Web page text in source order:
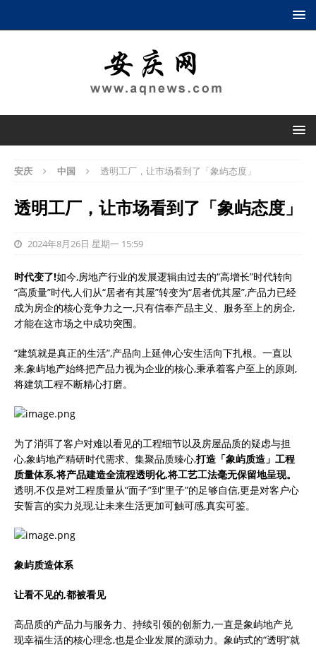
安庆 中国 透明工厂，让市场看到了「象屿态度」
透明工厂，让市场看到了「象屿态度」
2024年8月26日 星期一 15:59
时代变了!如今,房地产行业的发展逻辑由过去的“高增长”时代转向
“高质量”时代,人们从“居者有其屋”转变为“居者优其屋”,产品力已经
成为房企的核心竞争力之一,只有信奉产品主义、服务至上的房企,
才能在这市场之中成功突围。
“建筑就是真正的生活”,产品向上延伸,心安生活向下扎根。一直以
来,象屿地产始终把产品力视为企业的核心,秉承着客户至上的原则,
将建筑工程不断精心打磨。
为了消弭了客户对难以看见的工程细节以及房屋品质的疑虑与担
心,象屿地产精研时代需求、集聚品质臻心,打造「象屿质造」工程
质量体系,将产品建造全流程透明化,将工艺工法毫无保留地呈现。
透明,不仅是对工程质量从“面子”到“里子”的足够自信,更是对客户心
安誓言的实力兑现,让未来生活更加可触可感,真实可鉴。
象屿质造体系
让看不见的,都被看见
高品质的产品力与服务力、持续引领的创新力,一直是象屿地产兑
现幸福生活的核心理念,也是企业发展的源动力。象屿式的“透明”就